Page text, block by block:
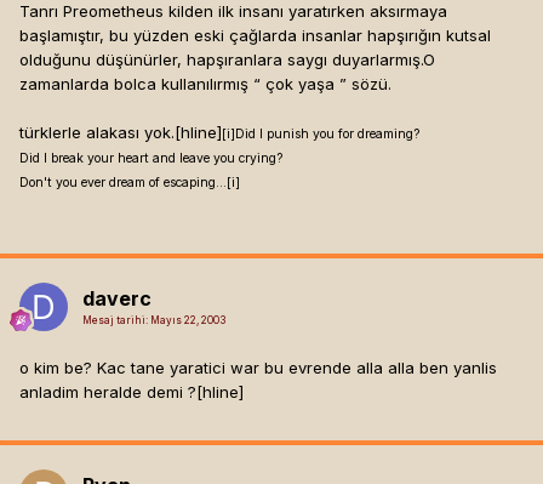
Tanrı Preometheus kilden ilk insanı yaratırken aksırmaya
başlamıştır, bu yüzden eski çağlarda insanlar hapşırığın kutsal
olduğunu düşünürler, hapşıranlara saygı duyarlarmış.O
zamanlarda bolca kullanılırmış “ çok yaşa ” sözü.
türklerle alakası yok.[hline] [i] Did I punish you for dreaming?
Did I break your heart and leave you crying?
Don't you ever dream of escaping...[i]
daverc
Mesaj tarihi: Mayıs 22, 2003
o kim be? Kac tane yaratici war bu evrende alla alla ben yanlis
anladim heralde demi ?[hline]